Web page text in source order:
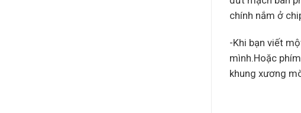
chính nắm ở
-Khi bạn viết
mình.Hoặc
khung xương